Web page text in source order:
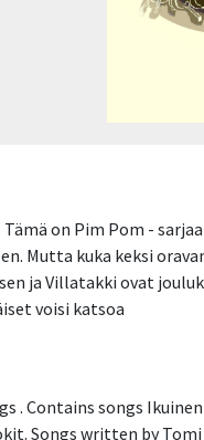
on Pim Pom -
Mutta kuka keksi
ja Villatakki ovat
voisi katsoa
. Contains songs
Songs written by